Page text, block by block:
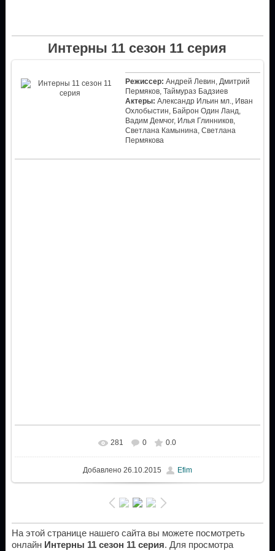
Интерны 11 сезон 11 серия
Режиссер: Андрей Левин, Дмитрий
Пермяков, Таймураз Бадзиев
Актеры: Александр Ильин мл., Иван
Охлобыстин, Байрон Один Ланд,
Вадим Демчог, Илья Глинников,
Светлана Камынина, Светлана
Пермякова
281 0 0.0
Добавлено26.10.2015 Efim
На этой странице нашего сайта вы можете посмотреть
онлайн Интерны 11 сезон 11 серия. Для просмотра